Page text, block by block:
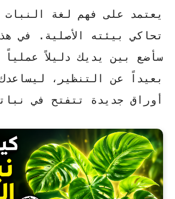
يعتمد على فهم لغة النبات
تحاكي بيئته الأصلية. في
سأضع بين يديك دليلاً عملياً
بعيداً عن التنظير،
أوراق جديدة تتفتح في